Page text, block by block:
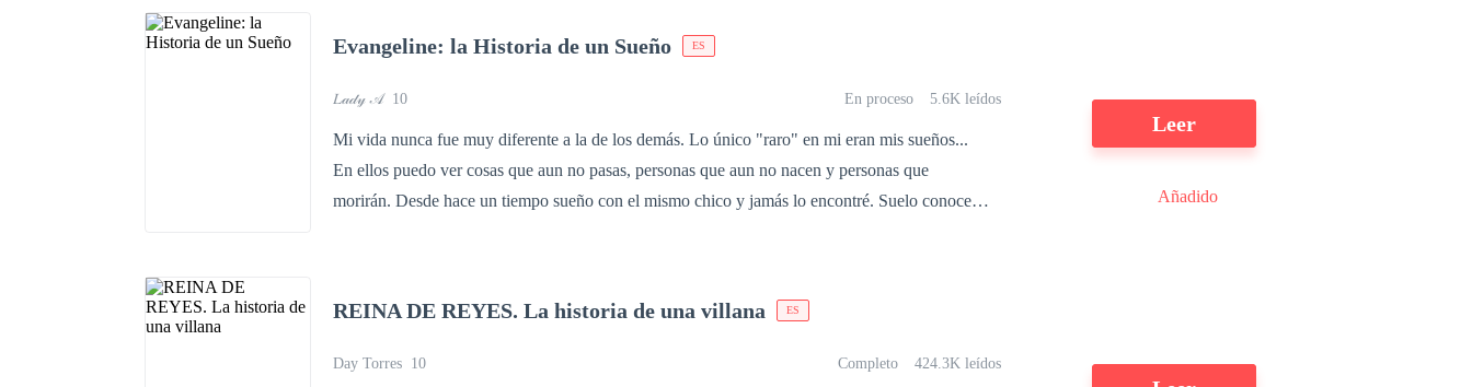
historia. Hermanastros: La historia de una mentira
Evangeline: la Historia de un Sueño ES
𝐿𝒶𝒹𝓎 𝒜 10 En proceso 5.6K leídos
Mi vida nunca fue muy diferente a la de los demás. Lo único "raro" en mi eran mis sueños...
En ellos puedo ver cosas que aun no pasas, personas que aun no nacen y personas que
morirán. Desde hace un tiempo sueño con el mismo chico y jamás lo encontré. Suelo conocer a
Leer
Añadido
REINA DE REYES. La historia de una villana ES
Day Torres 10 Completo 424.3K leídos